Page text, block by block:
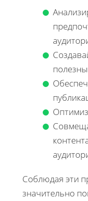
Соблюдая эти
значительно